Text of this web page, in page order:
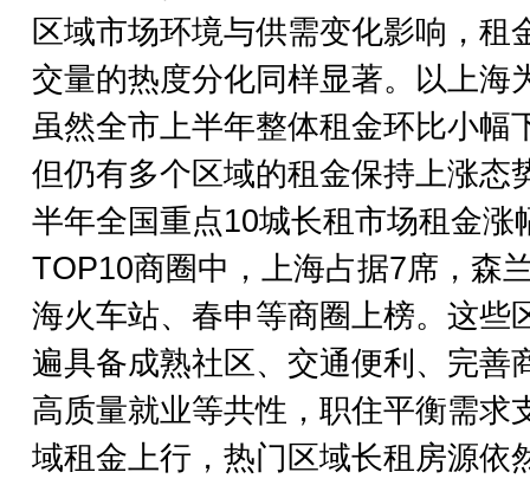
区域市场环境与供需变化影响，租
交量的热度分化同样显著。以上海
虽然全市上半年整体租金环比小幅
但仍有多个区域的租金保持上涨态
半年全国重点10城长租市场租金涨
TOP10商圈中，上海占据7席，森
海火车站、春申等商圈上榜。这些
遍具备成熟社区、交通便利、完善
高质量就业等共性，职住平衡需求
域租金上行，热门区域长租房源依